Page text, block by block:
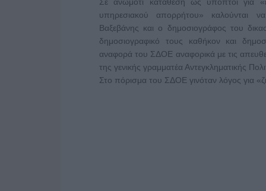
υπηρεσιακού απορρήτου» καλούνται
Βαξεβάνης και ο δημοσιογράφος του
δημοσιογραφικό τους καθήκον και
αναφορά του ΣΔΟΕ αναφορικά με τις
της γενικής γραμματέα Αντεγκληματικής
Στο πόρισμα του ΣΔΟΕ γινόταν λόγος για